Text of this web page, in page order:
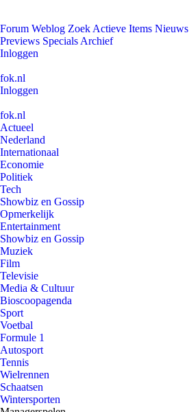
Forum Weblog Zoek Actieve Items Nieuws
Previews Specials Archief
Inloggen
fok.nl
Inloggen
fok.nl
Actueel
Nederland
Internationaal
Economie
Politiek
Tech
Showbiz en Gossip
Opmerkelijk
Entertainment
Showbiz en Gossip
Muziek
Film
Televisie
Media & Cultuur
Bioscoopagenda
Sport
Voetbal
Formule 1
Autosport
Tennis
Wielrennen
Schaatsen
Wintersporten